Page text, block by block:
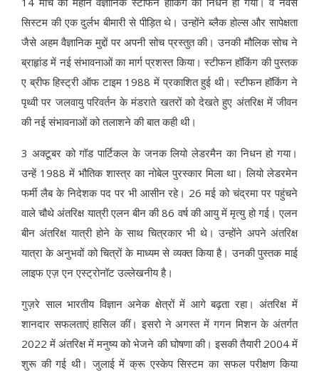
सिस्टम की एक दुर्लभ बीमारी से पीड़ित थे। उन्होंने ब्लैक होल्स और सापेक्षता
जैसे अहम वैज्ञानिक मुद्दों पर अपनी सोच प्रस्तुत की। उनकी मौलिक सोच ने
ब्राहृांड में नई संभावनाओं का मार्ग प्रशस्त किया। स्टीफन हॉकिंग की पुस्तक
ए ब्रीफ हिस्ट्री ऑफ टाइम 1988 में प्रकाशित हुई थी। स्टीफन हॉकिंग ने
पृथ्वी पर जलवायु परिवर्तन के मंडराते खतरों को देखते हुए अंतरिक्ष में जीवन
की नई संभावनाओं को तलाशने की बात कही थी।
3 अक्टूबर को गॉड पार्टिकल के जनक लियो लेडरमैन का निधन हो गया।
उन्हें 1988 में भौतिक शास्त्र का नोबेल पुरस्कार मिला था। लियो लेडरमेन
फर्मी लैब के निदेशक पद पर भी आसीन रहे। 26 मई को चंद्रमा पर पहुंचने
वाले चौथे अंतरिक्ष यात्री एलन बीन की 86 वर्ष की आयु में मृत्यु हो गई। एलन
बीन अंतरिक्ष यात्री होने के साथ चित्रकार भी थे। उन्होंने अपने अंतरिक्ष
यात्रा के अनुभवों को चित्रों के माध्यम से व्यक्त किया है। उनकी पुस्तक माई
लाइफ एज़ एन एस्ट्रोनॉट उल्लेखनीय है।
गुज़रे साल भारतीय विज्ञान अनेक क्षेत्रों में आगे बढ़ता रहा। अंतरिक्ष में
शानदार सफलताएं हासिल कीं। इसरो ने अगस्त में गगन मिशन के अंतर्गत
2022 में अंतरिक्ष में मनुष्य को भेजने की घोषणा की। इसकी तैयारी 2004 में
शुरू की गई थी। जुलाई में क्रू एस्केप सिस्टम का सफल परीक्षण किया